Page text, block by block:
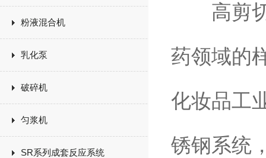
粉液混合机
乳化泵
破碎机
匀浆机
SR系列成套反应系统
高剪切
药领域的
化妆品工
锈钢系统